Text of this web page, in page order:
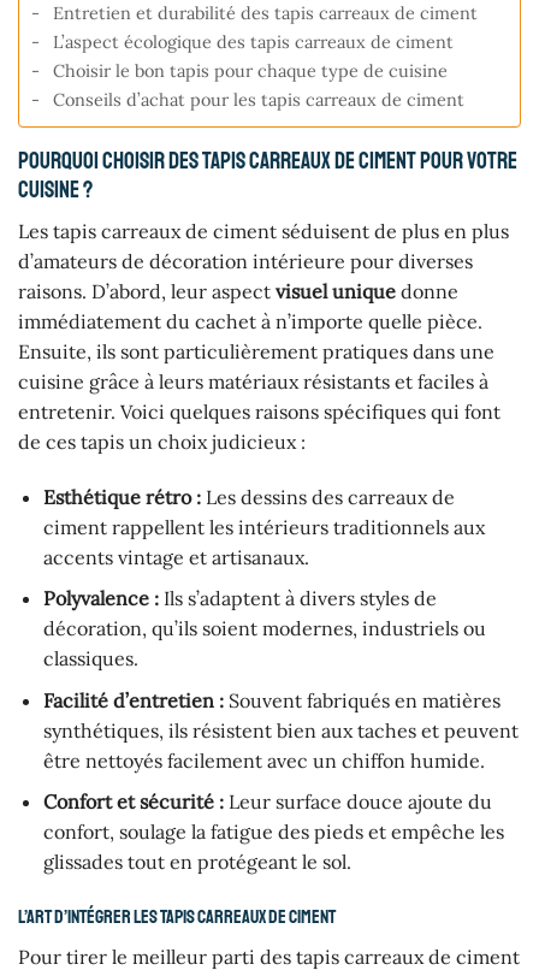
Entretien et durabilité des tapis carreaux de ciment
L’aspect écologique des tapis carreaux de ciment
Choisir le bon tapis pour chaque type de cuisine
Conseils d’achat pour les tapis carreaux de ciment
Pourquoi choisir des tapis carreaux de ciment pour votre
cuisine ?
Les tapis carreaux de ciment séduisent de plus en plus
d’amateurs de décoration intérieure pour diverses
raisons. D’abord, leur aspect visuel unique donne
immédiatement du cachet à n’importe quelle pièce.
Ensuite, ils sont particulièrement pratiques dans une
cuisine grâce à leurs matériaux résistants et faciles à
entretenir. Voici quelques raisons spécifiques qui font
de ces tapis un choix judicieux :
Esthétique rétro : Les dessins des carreaux de
ciment rappellent les intérieurs traditionnels aux
accents vintage et artisanaux.
Polyvalence : Ils s’adaptent à divers styles de
décoration, qu’ils soient modernes, industriels ou
classiques.
Facilité d’entretien : Souvent fabriqués en matières
synthétiques, ils résistent bien aux taches et peuvent
être nettoyés facilement avec un chiffon humide.
Confort et sécurité : Leur surface douce ajoute du
confort, soulage la fatigue des pieds et empêche les
glissades tout en protégeant le sol.
L’art d’intégrer les tapis carreaux de ciment
Pour tirer le meilleur parti des tapis carreaux de ciment